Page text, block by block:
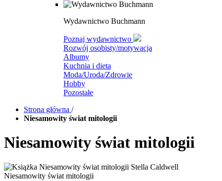
Wydawnictwo Buchmann
Poznaj wydawnictwo
Rozwój osobisty/motywacja
Albumy
Kuchnia i dieta
Moda/Uroda/Zdrowie
Hobby
Pozostałe
Strona główna /
Niesamowity świat mitologii
Niesamowity świat mitologii
Niesamowity świat mitologii